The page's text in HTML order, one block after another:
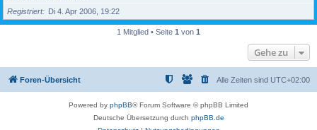
Registriert
Di 4. Apr 2006, 19:22
1 Mitglied • Seite 1 von 1
Gehe zu
Foren-Übersicht Alle Zeiten sind UTC+02:00
Powered by phpBB® Forum Software © phpBB Limited
Deutsche Übersetzung durch phpBB.de